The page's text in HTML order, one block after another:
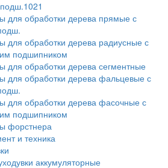
для обработки дерева прямые с
для обработки дерева радиусные с
подшипником
для обработки дерева сегментные
для обработки дерева фальцевые с
для обработки дерева фасочные с
подшипником
форстнера
и техника
аккумуляторные